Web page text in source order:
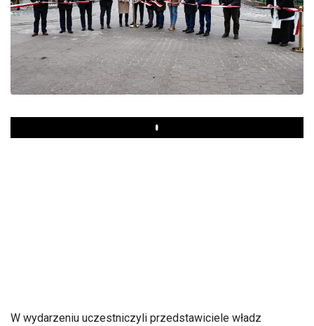
Play
W wydarzeniu uczestniczyli przedstawiciele władz